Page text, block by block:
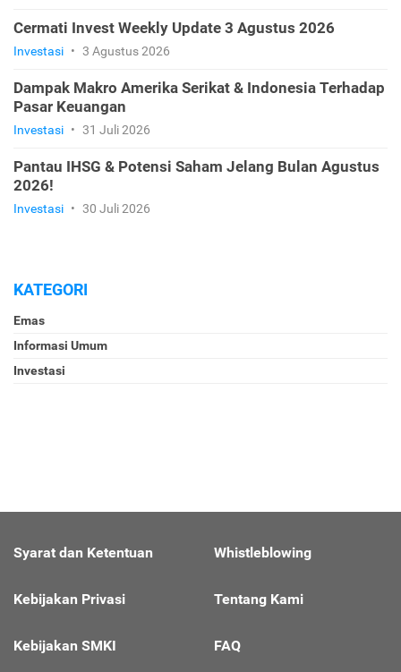
Cermati Invest Weekly Update 3 Agustus 2026
Investasi • 3 Agustus 2026
Dampak Makro Amerika Serikat & Indonesia Terhadap
Pasar Keuangan
Investasi • 31 Juli 2026
Pantau IHSG & Potensi Saham Jelang Bulan Agustus
2026!
Investasi • 30 Juli 2026
KATEGORI
Emas
Informasi Umum
Investasi
Syarat dan Ketentuan
Kebijakan Privasi
Kebijakan SMKI
Whistleblowing
Tentang Kami
FAQ